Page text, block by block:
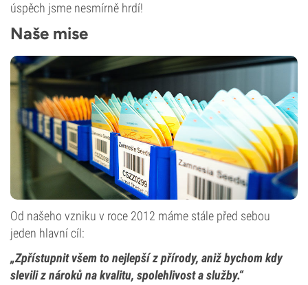
úspěch jsme nesmírně hrdí!
Naše mise
Od našeho vzniku v roce 2012 máme stále před sebou
jeden hlavní cíl:
„Zpřístupnit všem to nejlepší z přírody, aniž bychom kdy
slevili z nároků na kvalitu, spolehlivost a služby.“